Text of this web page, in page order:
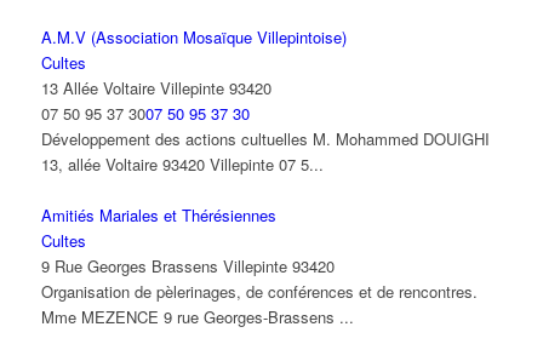
A.M.V (Association Mosaïque Villepintoise)
Cultes
13 Allée Voltaire Villepinte 93420
07 50 95 37 3007 50 95 37 30
Développement des actions cultuelles M. Mohammed DOUIGHI
13, allée Voltaire 93420 Villepinte 07 5...
Amitiés Mariales et Thérésiennes
Cultes
9 Rue Georges Brassens Villepinte 93420
Organisation de pèlerinages, de conférences et de rencontres.
Mme MEZENCE 9 rue Georges-Brassens ...